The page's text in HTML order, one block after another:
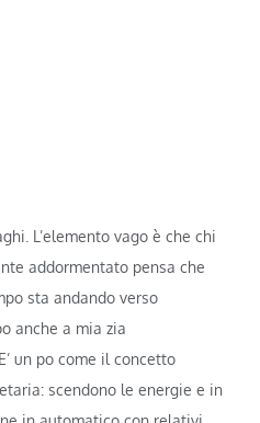
L’elemento vago è che chi
addormentato pensa che
sta andando verso
anche a mia zia
un po come il concetto
scendono le energie e in